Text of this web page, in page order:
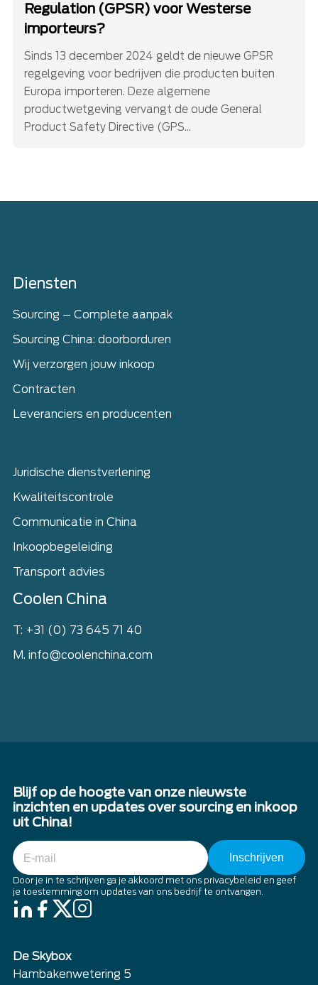
Regulation (GPSR) voor Westerse
importeurs?
Sinds 13 december 2024 geldt de nieuwe GPSR
regelgeving voor bedrijven die producten buiten
Europa importeren. Deze algemene
productwetgeving vervangt de oude General
Product Safety Directive (GPS...
Home
Diensten
Sourcing – Complete aanpak
Sourcing China: doorborduren
Wij verzorgen jouw inkoop
Contracten
Leveranciers en producenten
Juridische dienstverlening
Kwaliteitscontrole
Communicatie in China
Inkoopbegeleiding
Transport advies
Coolen China
T: +31 (0) 73 645 71 40
M. info@coolenchina.com
De Skybox
Hambakenwetering 5
Blijf op de hoogte van onze nieuwste
inzichten en updates over sourcing en inkoop
uit China!
E-
mail
Door je in te schrijven ga je akkoord met ons privacybeleid en geef
je toestemming om updates van ons bedrijf te ontvangen.